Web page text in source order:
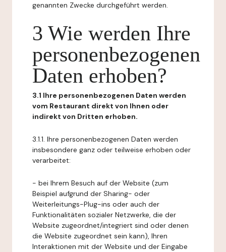
genannten Zwecke durchgeführt werden.
3 Wie werden Ihre
personenbezogenen
Daten erhoben?
3.1 Ihre personenbezogenen Daten werden
vom Restaurant direkt von Ihnen oder
indirekt von Dritten erhoben.
3.1.1. Ihre personenbezogenen Daten werden
insbesondere ganz oder teilweise erhoben oder
verarbeitet:
- bei Ihrem Besuch auf der Website (zum
Beispiel aufgrund der Sharing- oder
Weiterleitungs-Plug-ins oder auch der
Funktionalitäten sozialer Netzwerke, die der
Website zugeordnet/integriert sind oder denen
die Website zugeordnet sein kann), Ihren
Interaktionen mit der Website und der Eingabe